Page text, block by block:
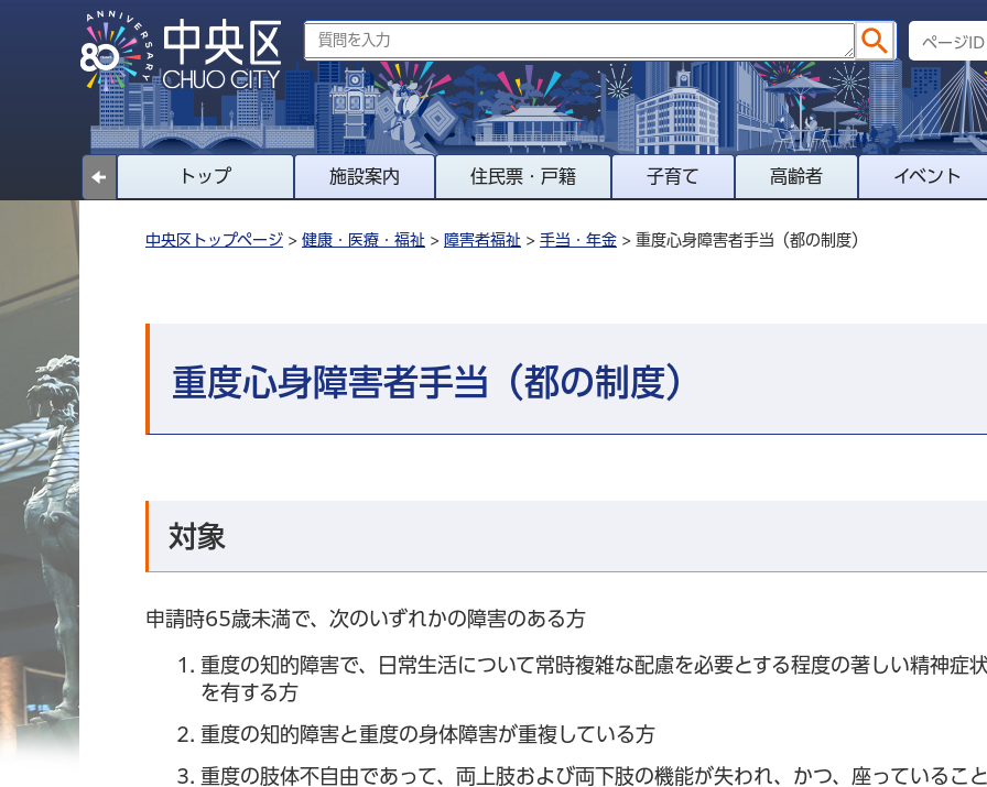
トップ 施設案内 住民票・戸籍 子育て 高齢者 イベント
中央区トップページ > 健康・医療・福祉 > 障害者福祉 > 手当・年金 > 重度心身障害者手当（都の制度）
重度心身障害者手当（都の制度）
対象
申請時65歳未満で、次のいずれかの障害のある方
重度の知的障害で、日常生活について常時複雑な配慮を必要とする程度の著しい精神症
を有する方
重度の知的障害と重度の身体障害が重複している方
重度の肢体不自由であって、両上肢および両下肢の機能が失われ、かつ、座っていること